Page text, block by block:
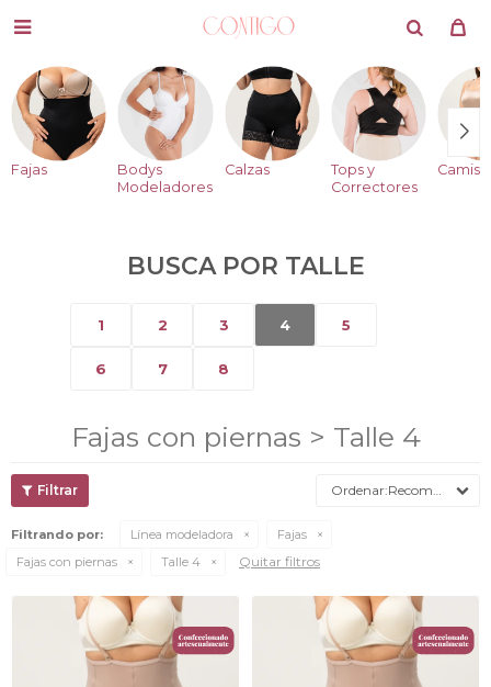

Fajas
Bodys
Modeladores
Calzas
Tops y
Correctores
BUSCA POR TALLE
1 2 3 4 5
6 7 8
Fajas con piernas > Talle 4
Recomendados
Filtrando por: Línea modeladora
Fajas
Fajas con piernas
Talle 4 Quitar filtros